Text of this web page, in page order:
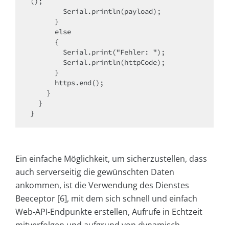
}
Ein einfache Möglichkeit, um sicherzustellen, dass
auch serverseitig die gewünschten Daten
ankommen, ist die Verwendung des Dienstes
Beeceptor [6], mit dem sich schnell und einfach
Web-API-Endpunkte erstellen, Aufrufe in Echtzeit